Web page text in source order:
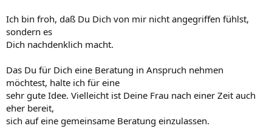
Ich bin froh, daß Du Dich von mir nicht angegriffen fühlst,
sondern es
Dich nachdenklich macht.
Das Du für Dich eine Beratung in Anspruch nehmen
möchtest, halte ich für eine
sehr gute Idee. Vielleicht ist Deine Frau nach einer Zeit auch
eher bereit,
sich auf eine gemeinsame Beratung einzulassen.